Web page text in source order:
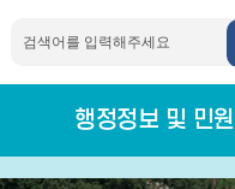
행정정보 및 민원